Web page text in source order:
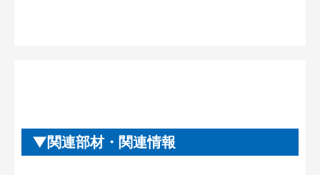
関連部材・関連情報